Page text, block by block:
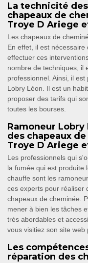
La technicité
chapeaux de
Troye D Ariege
Les chapeaux de
En effet, il est
effectuer ces
nombre de techniques, il
professionnel. Ainsi, il
Lobry Léon. Il est un
proposer des tarifs qui
toutes les bourses.
Ramoneur
des chapeaux
Troye D Ariege
Les professionnels qui
la fumée qui est produite
chauffe sont les
ces experts pour réaliser
chapeaux de cheminée.
mener à bien les tâches
très abordables et
vous visitiez son site
Les
réparation des